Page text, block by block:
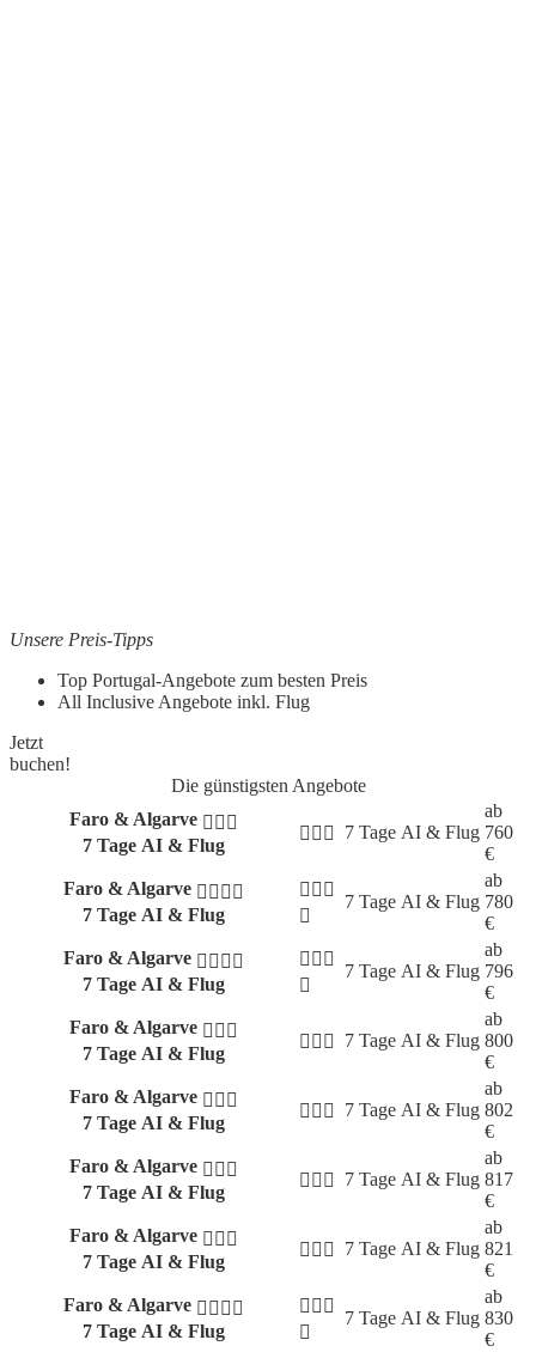
Unsere Preis-Tipps
Top Portugal-Angebote zum besten Preis
All Inclusive Angebote inkl. Flug
Jetzt
buchen!
Die günstigsten Angebote
Faro & Algarve
7 Tage AI & Flug
7 Tage AI & Flug
ab
760
€
Faro & Algarve
7 Tage AI & Flug
7 Tage AI & Flug
ab
780
€
Faro & Algarve
7 Tage AI & Flug
7 Tage AI & Flug
ab
796
€
Faro & Algarve
7 Tage AI & Flug
7 Tage AI & Flug
ab
800
€
Faro & Algarve
7 Tage AI & Flug
7 Tage AI & Flug
ab
802
€
Faro & Algarve
7 Tage AI & Flug
7 Tage AI & Flug
ab
817
€
Faro & Algarve
7 Tage AI & Flug
7 Tage AI & Flug
ab
821
€
Faro & Algarve
7 Tage AI & Flug
7 Tage AI & Flug
ab
830
€